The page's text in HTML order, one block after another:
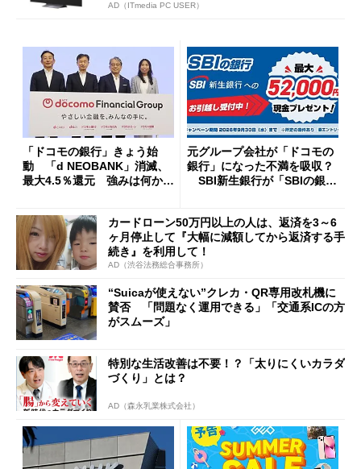
AD（ITmedia PC USER）
「ドコモの銀行」きょう始
動 「d NEOBANK」消滅、
最大4.5％還元 強みは何か解
元グループ会社が「ドコモの
銀行」になった不満を吸収？
SBI新生銀行が「SBIの銀
開催
カードローン50万円以上の人は、返済を3～6
ヶ月停止して『大幅に減額してから返済する手
続き』を利用して！
AD（渋谷法務総合事務所）
“Suicaが使えない”クレカ・QR専用改札機に
賛否 「問題なく運用できる」「交通系ICの方
がスムーズ」
特別な生活改善は不要！？「太りにくいカラダ
づくり」とは？
AD（森永乳業株式会社）